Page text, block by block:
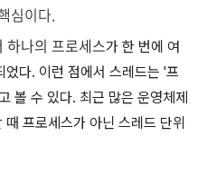
심이다.
하나의 프로세스가 한 번에 여
다. 이런 점에서 스레드는 '프
볼 수 있다. 최근 많은 운영체제
프로세스가 아닌 스레드 단위